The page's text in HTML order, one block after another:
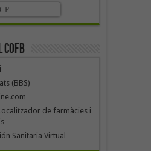
(BBS)
de farmàcies i
Sanitaria Virtual